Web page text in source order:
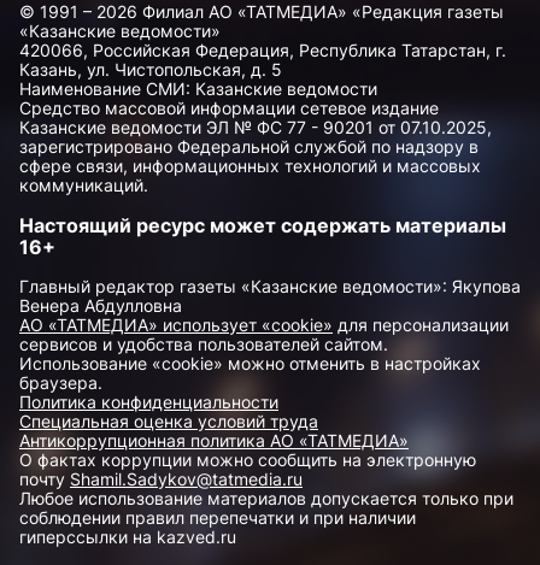
© 1991 – 2026 Филиал АО «ТАТМЕДИА» «Редакция газеты
«Казанские ведомости»
420066, Российская Федерация, Республика Татарстан, г.
Казань, ул. Чистопольская, д. 5
Наименование СМИ: Казанские ведомости
Средство массовой информации сетевое издание
Казанские ведомости ЭЛ № ФС 77 - 90201 от 07.10.2025,
зарегистрировано Федеральной службой по надзору в
сфере связи, информационных технологий и массовых
коммуникаций.
Настоящий ресурс может содержать материалы
16+
Главный редактор газеты «Казанские ведомости»: Якупова
Венера Абдулловна
АО «ТАТМЕДИА» использует «cookie» для персонализации
сервисов и удобства пользователей сайтом.
Использование «cookie» можно отменить в настройках
браузера.
Политика конфиденциальности
Специальная оценка условий труда
Антикоррупционная политика АО «ТАТМЕДИА»
О фактах коррупции можно сообщить на электронную
почту Shamil.Sadykov@tatmedia.ru
Любое использование материалов допускается только при
соблюдении правил перепечатки и при наличии
гиперссылки на kazved.ru